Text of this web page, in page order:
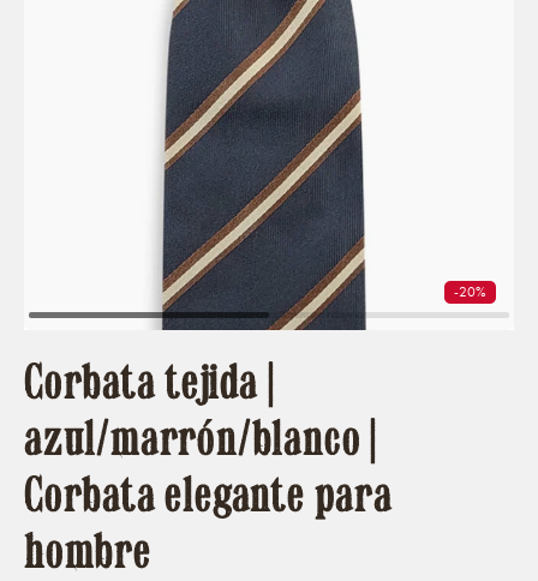
-20%
Corbata tejida |
azul/marrón/blanco |
Corbata elegante para
hombre